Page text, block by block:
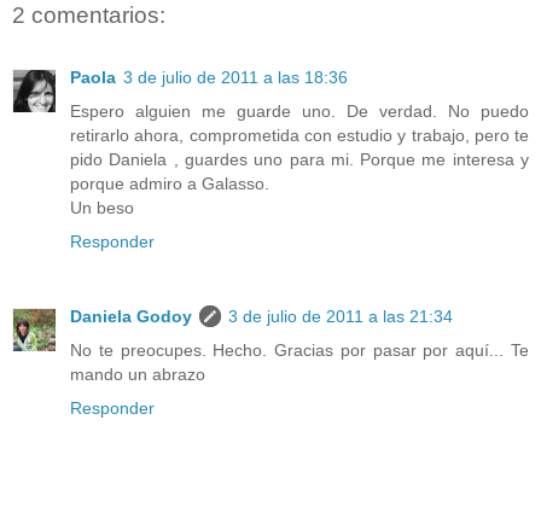
2 comentarios:
Paola 3 de julio de 2011 a las 18:36
Espero alguien me guarde uno. De verdad. No puedo
retirarlo ahora, comprometida con estudio y trabajo, pero te
pido Daniela , guardes uno para mi. Porque me interesa y
porque admiro a Galasso.
Un beso
Responder
Daniela Godoy
3 de julio de 2011 a las 21:34
No te preocupes. Hecho. Gracias por pasar por aquí... Te
mando un abrazo
Responder